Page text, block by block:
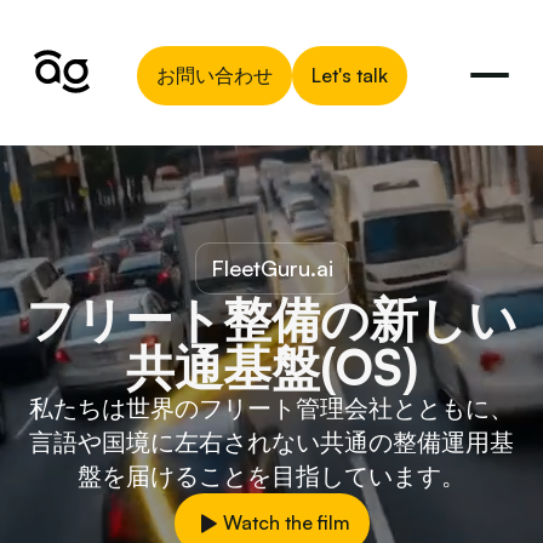
お問い合わせ Let's talk
FleetGuru.ai
フリート整備の新しい
共通基盤(OS)
私たちは世界のフリート管理会社とともに、
言語や国境に左右されない共通の整備運用基
盤を届けることを目指しています。
Watch the film